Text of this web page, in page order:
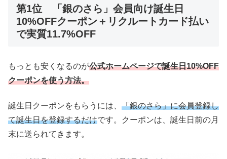
第1位 「銀のさら」会員向け誕生日
10%OFFクーポン＋リクルートカード払い
で実質11.7%OFF
もっとも安くなるのが公式ホームページで誕生日10%OFF
クーポンを使う方法。
誕生日クーポンをもらうには、 「銀のさら」に会員登録し
て誕生日を登録するだけです。クーポンは、誕生日前の月
末に送られてきます。